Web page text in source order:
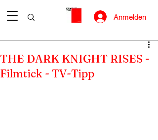
Anmelden
THE DARK KNIGHT RISES -
Filmtick - TV-Tipp